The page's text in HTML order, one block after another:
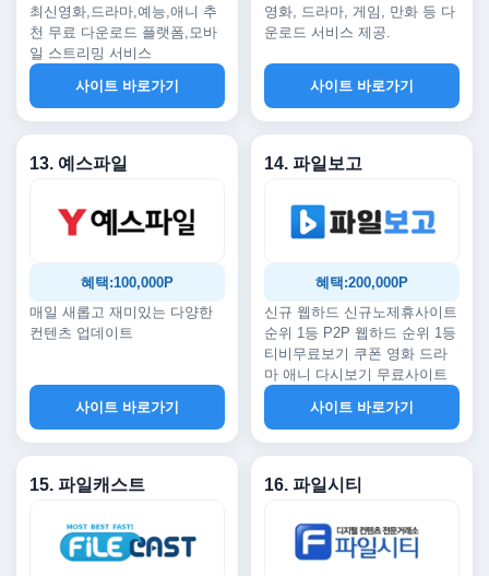
최신영화,드라마,예능,애니 추
천 무료 다운로드 플랫폼,모바
일 스트리밍 서비스
사이트 바로가기
영화, 드라마, 게임, 만화 등 다
운로드 서비스 제공.
사이트 바로가기
13. 예스파일
혜택:100,000P
매일 새롭고 재미있는 다양한
컨텐츠 업데이트
사이트 바로가기
14. 파일보고
혜택:200,000P
신규 웹하드 신규노제휴사이트
순위 1등 P2P 웹하드 순위 1등
티비무료보기 쿠폰 영화 드라
마 애니 다시보기 무료사이트
사이트 바로가기
15. 파일캐스트 16. 파일시티